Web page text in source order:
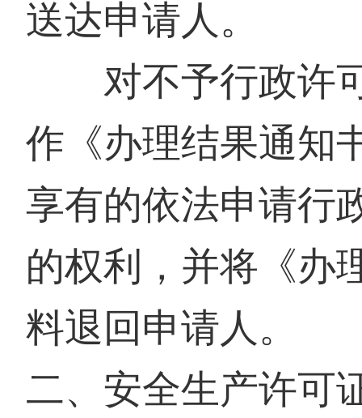
送达申请人。
对不予行政许
作《办理结果通知
享有的依法申请行
的权利，并将《办
料退回申请人。
二、安全生产许可